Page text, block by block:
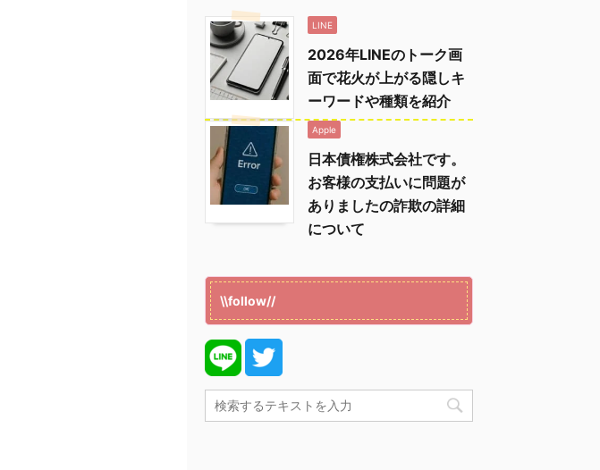
LINE
2026年LINEのトーク画
面で花火が上がる隠しキ
ーワードや種類を紹介
Apple
日本債権株式会社です。
お客様の支払いに問題が
ありましたの詐欺の詳細
について
\\follow//